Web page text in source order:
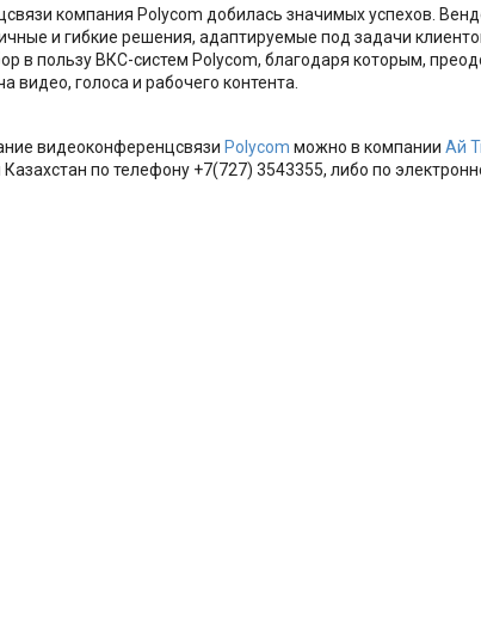
компания Polycom добилась значимых успехов.
и гибкие решения, адаптируемые под задачи
в пользу ВКС-систем Polycom, благодаря которым,
видео, голоса и рабочего контента.
видеоконференцсвязи Polycom можно в компании Ай
по телефону +7(727) 3543355, либо по